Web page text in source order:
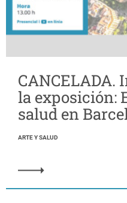
CANCELADA.
la exposición:
salud en
ARTE Y SALUD